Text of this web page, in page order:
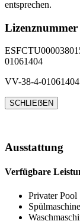
entsprechen.
Lizenznummer
01061404
VV-38-4-01061404
SCHLIEẞEN
Ausstattung
Verfügbare
Privater Pool
Spülmaschine